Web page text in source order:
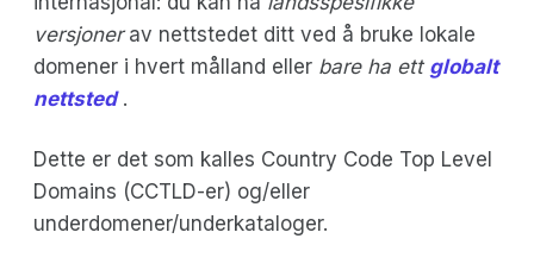
versjonerav nettstedet ditt ved å bruke lokale
domener i hvert målland eller bare ha ett globalt
nettsted.
Dette er det som kalles Country Code Top Level
Domains (CCTLD-er) og/eller
underdomener/underkataloger.